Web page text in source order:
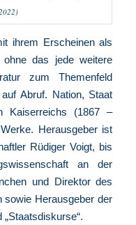
ihrem Erscheinen als
das jede weitere
zum Themenfeld
Abruf. Nation, Staat
Kaiserreichs (1867 –
Herausgeber ist
Rüdiger Voigt, bis
an der
und Direktor des
sowie Herausgeber der
„Staatsdiskurse“.